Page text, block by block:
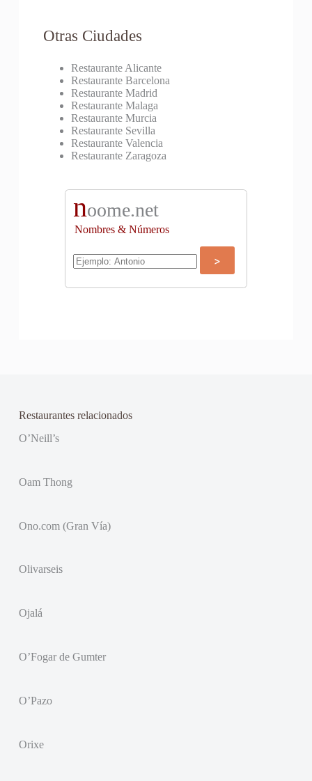
Otras Ciudades
Restaurante Alicante
Restaurante Barcelona
Restaurante Madrid
Restaurante Malaga
Restaurante Murcia
Restaurante Sevilla
Restaurante Valencia
Restaurante Zaragoza
noome.net
Nombres & Números
Restaurantes relacionados
O’Neill’s
Oam Thong
Ono.com (Gran Vía)
Olivarseis
Ojalá
O’Fogar de Gumter
O’Pazo
Orixe